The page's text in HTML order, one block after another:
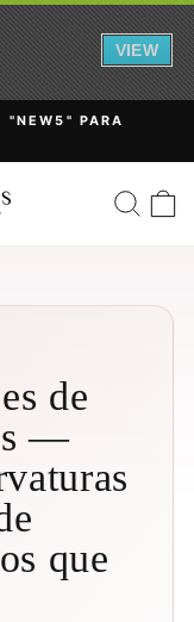
"NEW5" PARA
de
—
que
VIEW